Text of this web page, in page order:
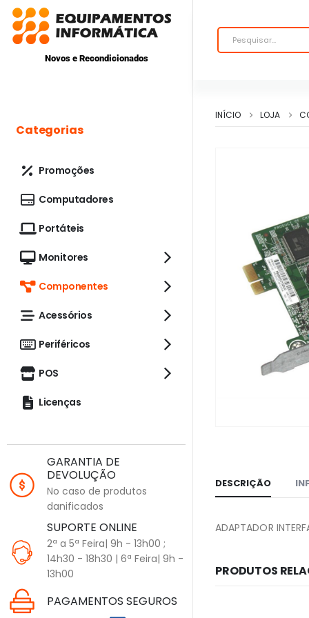
Novos e Recondicionados
INÍCIO LOJA
DESCRIÇÃO
ADAPTADOR
PRODUTOS
Categorias
Promoções
Computadores
Portáteis
Monitores
Componentes
Acessórios
Periféricos
POS
Licenças
GARANTIA DE
DEVOLUÇÃO
No caso de produtos
danificados
SUPORTE ONLINE
2ª a 5ª Feira| 9h - 13h00 ;
14h30 - 18h30 | 6ª Feira| 9h -
13h00
PAGAMENTOS SEGUROS